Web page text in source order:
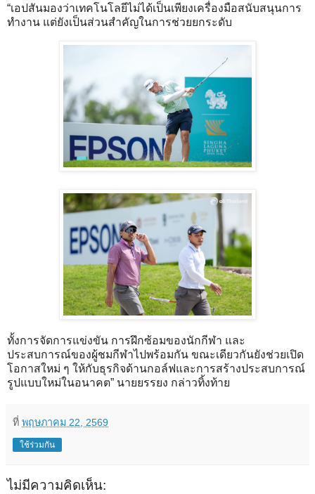
“เอปสันมองว่าเทคโนโลยีไม่ได้เป็นเพียงเครื่องมือสนับสนุนการ
ทำงาน แต่ยังเป็นส่วนสำคัญในการช่วยยกระดับ
ทั้งการจัดการแข่งขัน การฝึกซ้อมของนักกีฬา และ
ประสบการณ์ของผู้ชมกีฬาไปพร้อมกัน ขณะเดียวกันยังช่วยเปิด
โอกาสใหม่ ๆ ให้กับธุรกิจด้านกอล์ฟและการสร้างประสบการณ์
รูปแบบใหม่ในอนาคต” นายยรรยง กล่าวทิ้งท้าย
ที่ พฤษภาคม 22, 2569
ใช้ร่วมกัน
ไม่มีความคิดเห็น: